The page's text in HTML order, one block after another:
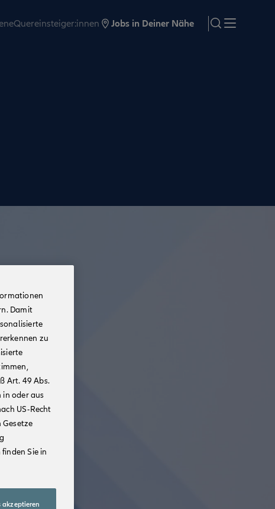
Quereinsteiger:innen Jobs in Deiner Nähe search
Damit
zu
Art. 49 Abs.
in oder aus
US-Recht
Sie in
akzeptieren